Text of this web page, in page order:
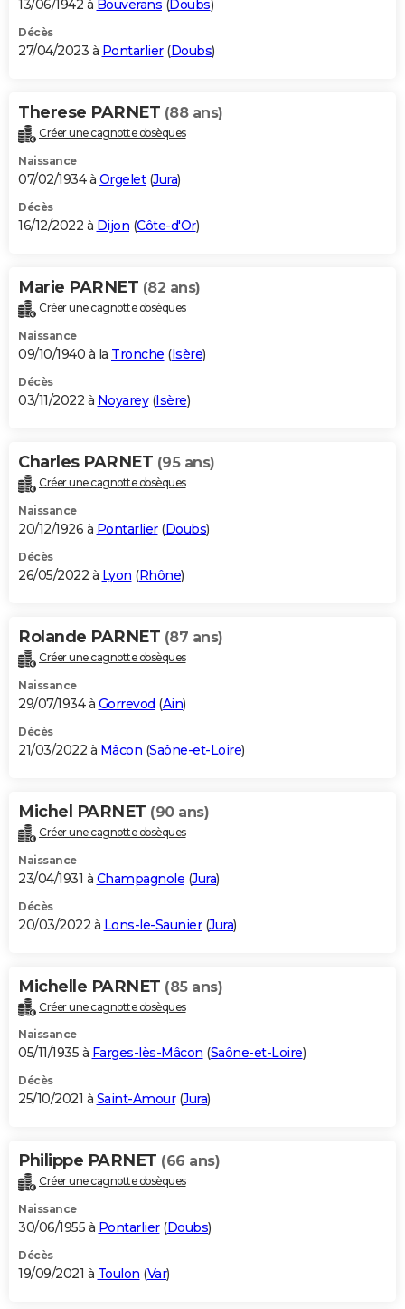
13/06/1942 à Bouverans (Doubs)
Décès
27/04/2023 à Pontarlier(Doubs)
Therese PARNET (88 ans)
Créer une cagnotte obsèques
Naissance
07/02/1934 à Orgelet(Jura)
Décès
16/12/2022 à Dijon (Côte-d'Or)
Marie PARNET (82 ans)
Créer une cagnotte obsèques
Naissance
09/10/1940 à la Tronche (Isère)
Décès
03/11/2022 à Noyarey(Isère)
Charles PARNET (95 ans)
Créer une cagnotte obsèques
Naissance
20/12/1926 à Pontarlier(Doubs)
Décès
26/05/2022 à Lyon (Rhône)
Rolande PARNET (87 ans)
Créer une cagnotte obsèques
Naissance
29/07/1934 à Gorrevod (Ain)
Décès
21/03/2022 à Mâcon (Saône-et-Loire)
Michel PARNET (90 ans)
Créer une cagnotte obsèques
Naissance
23/04/1931 à Champagnole (Jura)
Décès
20/03/2022 à Lons-le-Saunier(Jura)
Michelle PARNET (85 ans)
Créer une cagnotte obsèques
Naissance
05/11/1935 à Farges-lès-Mâcon (Saône-et-Loire)
Décès
25/10/2021 à Saint-Amour(Jura)
Philippe PARNET (66 ans)
Créer une cagnotte obsèques
Naissance
30/06/1955 à Pontarlier(Doubs)
Décès
19/09/2021 à Toulon (Var)